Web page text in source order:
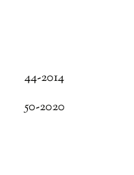
44-2014
50-2020